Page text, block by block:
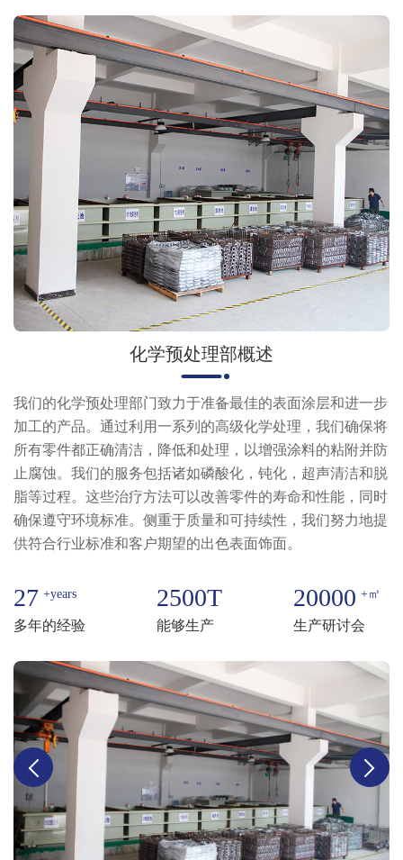
化学预处理部概述
我们的化学预处理部门致力于准备最佳的表面涂层和进一步
加工的产品。通过利用一系列的高级化学处理，我们确保将
所有零件都正确清洁，降低和处理，以增强涂料的粘附并防
止腐蚀。我们的服务包括诸如磷酸化，钝化，超声清洁和脱
脂等过程。这些治疗方法可以改善零件的寿命和性能，同时
确保遵守环境标准。侧重于质量和可持续性，我们努力地提
供符合行业标准和客户期望的出色表面饰面。
27 +years
多年的经验
2500T
能够生产
20000 +㎡
生产研讨会